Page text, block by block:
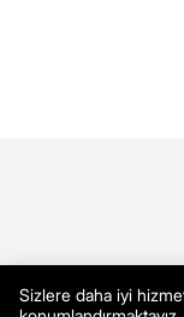
Sizlere daha iyi